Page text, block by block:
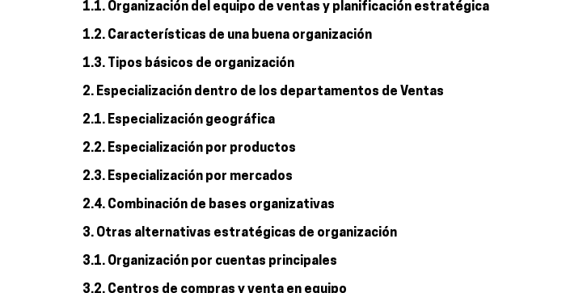
1.1. Organización del equipo de ventas y planificación estratégica
1.2. Características de una buena organización
1.3. Tipos básicos de organización
2. Especialización dentro de los departamentos de Ventas
2.1. Especialización geográfica
2.2. Especialización por productos
2.3. Especialización por mercados
2.4. Combinación de bases organizativas
3. Otras alternativas estratégicas de organización
3.1. Organización por cuentas principales
3.2. Centros de compras y venta en equipo